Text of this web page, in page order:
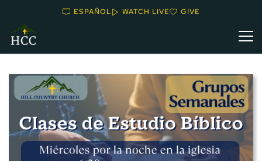
ESPAÑOL WATCH LIVE GIVE